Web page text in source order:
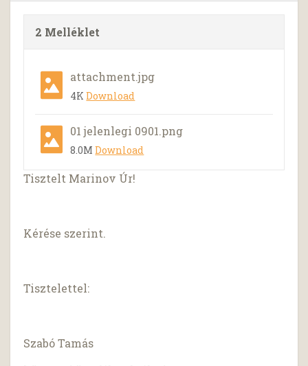
2 Melléklet
attachment.jpg
4KDownload
01 jelenlegi 0901.png
8.0MDownload
Tisztelt Marinov Úr!
Kérése szerint.
Tisztelettel:
Szabó Tamás